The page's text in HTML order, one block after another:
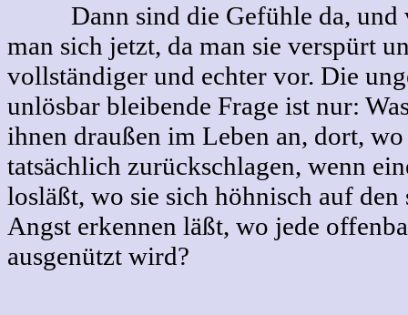
Dann sind die Gefühle da, und
man sich jetzt, da man sie verspürt
vollständiger und echter vor. Die
unlösbar bleibende Frage ist nur:
ihnen draußen im Leben an, dort,
tatsächlich zurückschlagen, wenn
losläßt, wo sie sich höhnisch auf den
Angst erkennen läßt, wo jede
ausgenützt wird?